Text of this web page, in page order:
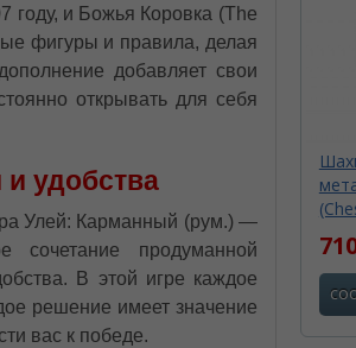
году, и Божья Коровка (The
фигуры и правила, делая
добавляет свои
открывать для себя
удобства
Улей: Карманный (рум.) —
сочетание продуманной
В этой игре каждое
решение имеет значение
вас к победе.